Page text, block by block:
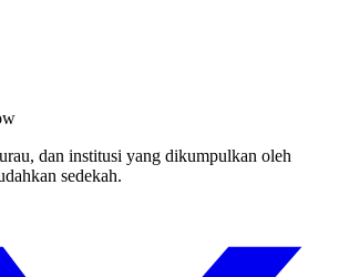
dan institusi yang dikumpulkan oleh
sedekah.